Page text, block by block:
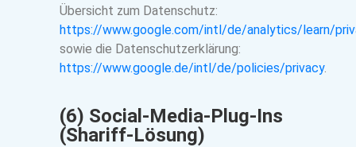
Übersicht zum Datenschutz:
https://www.google.com/intl/de/analytics/learn/
sowie die Datenschutzerklärung:
https://www.google.de/intl/de/policies/privacy.
(6) Social-Media-Plug-Ins
(Shariff-Lösung)